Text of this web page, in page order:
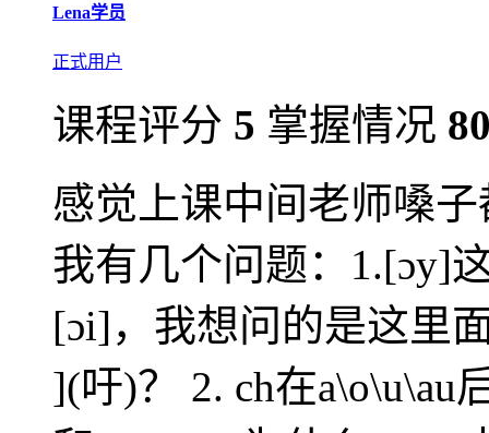
Lena学员
正式用户
课程评分 5 掌握情况
感觉上课中间老师嗓
我有几个问题：1.[ɔy]
[ɔi]，我想问的是这里
](吁)？ 2. ch在a\o\u\au